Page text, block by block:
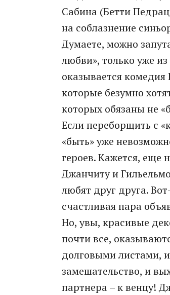
Сабина (Бетти
на соблазнение
Думаете, можно
любви», только уже
оказывается
которые безумно
которых обязаны не
Если переборщить с
«быть» уже
героев. Кажется, еще
Джанчиту и
любят друг друга.
счастливая пара
Но, увы, красивые
почти все,
долговыми листами,
замешательство, и
партнера – к венцу!